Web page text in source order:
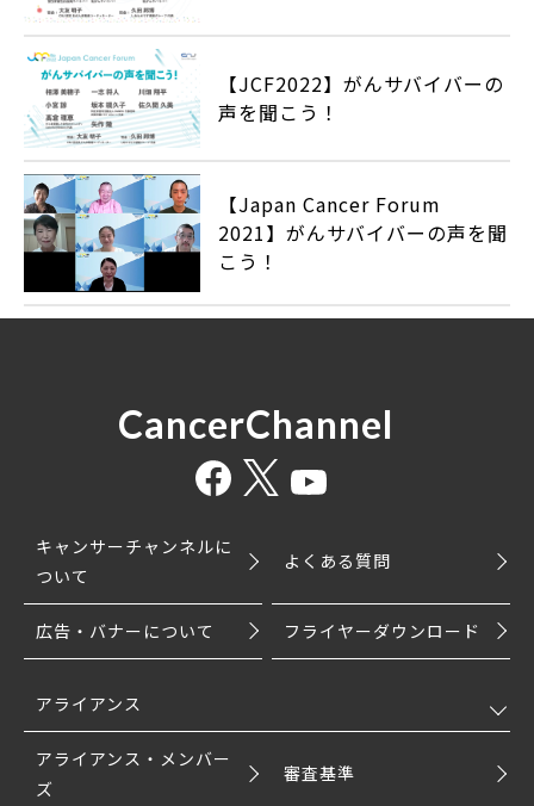
【JCF2022】がんサバイバーの
声を聞こう！
【Japan Cancer Forum
2021】がんサバイバーの声を聞
こう！
CancerChannel
キャンサーチャンネルに
ついて
よくある質問
広告・バナーについて フライヤーダウンロード
アライアンス
アライアンス・メンバー
ズ
審査基準